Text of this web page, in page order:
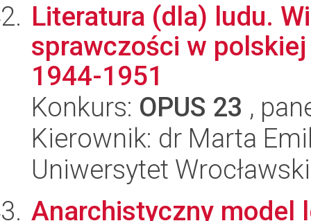
Literatura (dla) ludu.
sprawczości w
1944-1951
Konkurs: OPUS 23 ,
Kierownik: dr Marta
Uniwersytet
Anarchistyczny model